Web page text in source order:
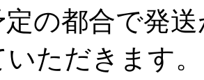
の都合で発
ただきます。